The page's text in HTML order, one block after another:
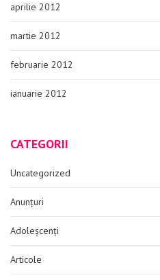
aprilie 2012
martie 2012
februarie 2012
ianuarie 2012
CATEGORII
Uncategorized
Anunțuri
Adoleșcenți
Articole